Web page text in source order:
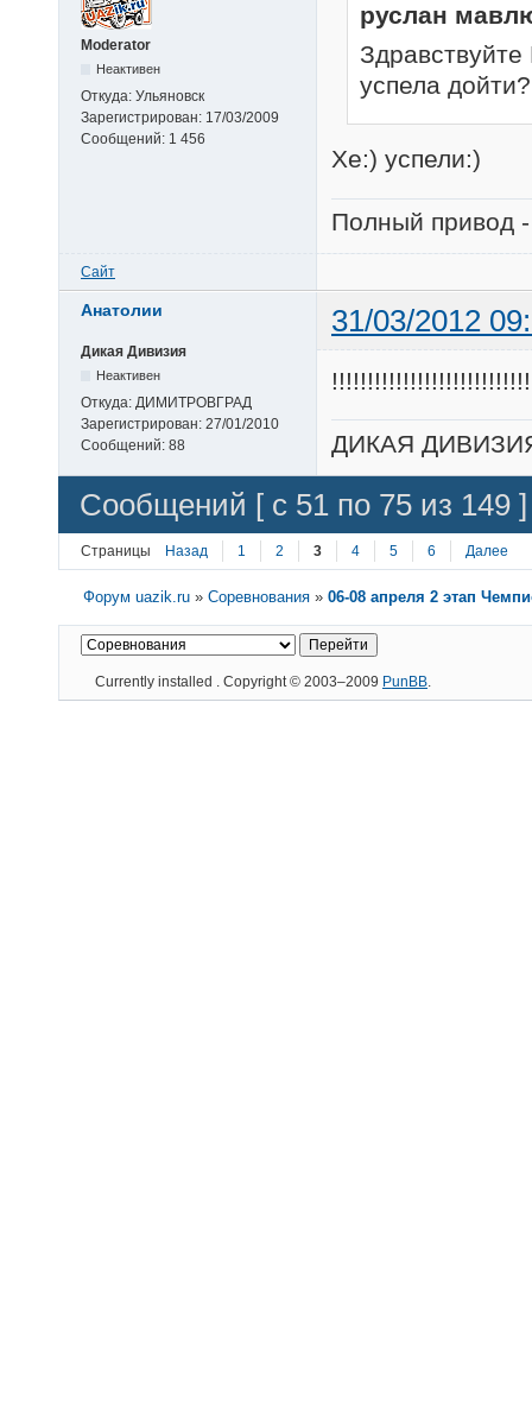
Moderator
Неактивен
Откуда: Ульяновск
Зарегистрирован: 17/03/2009
Сообщений: 1 456
руслан
успела дойти?
Хе:) успели:)
Полный привод
Сайт
Анатолии 31/03/2012
Дикая Дивизия
Неактивен
Откуда: ДИМИТРОВГРАД
Зарегистрирован: 27/01/2010
Сообщений: 88 ДИКАЯ
Сообщений [ с 51 по 75 из 149 ]
Страницы Назад 1 2 3 4 5 6 Далее
Форум uazik.ru » Соревнования » 06-08 апреля 2 этап
Currently installed . Copyright © 2003–2009 PunBB